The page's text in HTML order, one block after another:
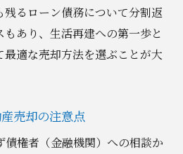
るローン債務について分割返
あり、生活再建への第一歩と
適な売却方法を選ぶことが大
売却の注意点
債権者（金融機関）への相談か